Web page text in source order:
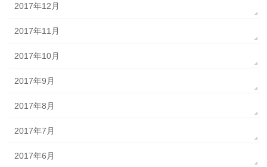
2017年12月
2017年11月
2017年10月
2017年9月
2017年8月
2017年7月
2017年6月